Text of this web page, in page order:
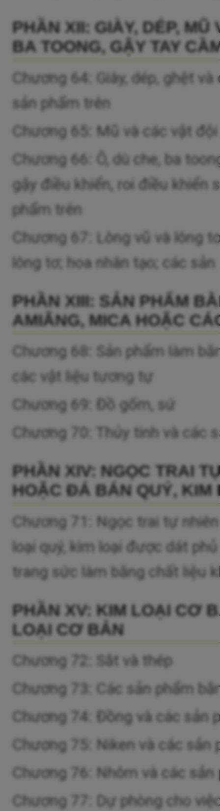
PHẦN XII: GIÀY, DÉP,
BA TOONG, GẬY TAY
Chương 64: Giày, dép, ghệt
sản phẩm trên
Chương 65: Mũ và các vật
Chương 66: Ô, dù che, ba
gậy điều khiển, roi điều khiển
phẩm trên
Chương 67: Lông vũ và lông
lông tơ; hoa nhân tạo; các
PHẦN XIII: SẢN PHẨM
AMIĂNG, MICA HOẶC
Chương 68: Sản phẩm làm
các vật liệu tương tự
Chương 69: Đồ gốm, sứ
Chương 70: Thủy tinh và các
PHẦN XIV: NGỌC TRAI
HOẶC ĐÁ BÁN QUÝ,
Chương 71: Ngọc trai tự
loại quý, kim loại được dát
trang sức làm bằng chất liệu
PHẦN XV: KIM LOẠI CƠ
LOẠI CƠ BẢN
Chương 72: Sắt và thép
Chương 73: Các sản phẩm
Chương 74: Đồng và các sản
Chương 75: Niken và các sản
Chương 76: Nhôm và các
Chương 77: Dự phòng cho